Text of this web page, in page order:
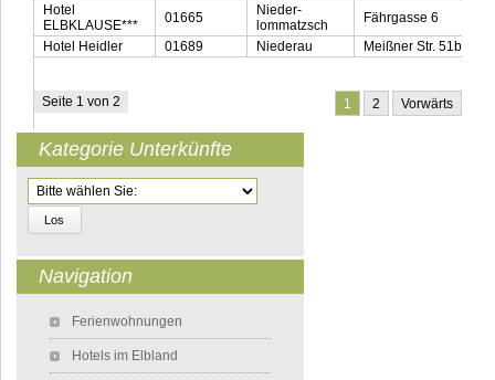
Hotel
ELBKLAUSE***
01665
Nieder-
lommatzsch
Fährgasse 6
Hotel Heidler
01689 Niederau Meißner Str. 51b
Seite 1 von 2 1 2 Vorwärts
Kategorie Unterkünfte
Zielseite
Navigation
Ferienwohnungen
Hotels im Elbland